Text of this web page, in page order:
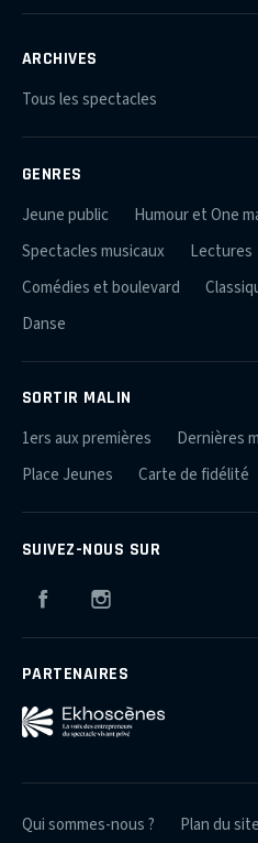
ARCHIVES
Tous les spectacles
GENRES
Jeune public
Humour et One
Spectacles musicaux
Lectures
Comédies et boulevard
Danse
SORTIR MALIN
1ers aux premières Dernières
Place Jeunes
Carte de fidélité
SUIVEZ-NOUS SUR
Facebook
PARTENAIRES
Qui sommes-nous ? Plan du site